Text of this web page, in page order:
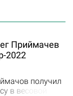
Приймачев
2022
получил
в весовой